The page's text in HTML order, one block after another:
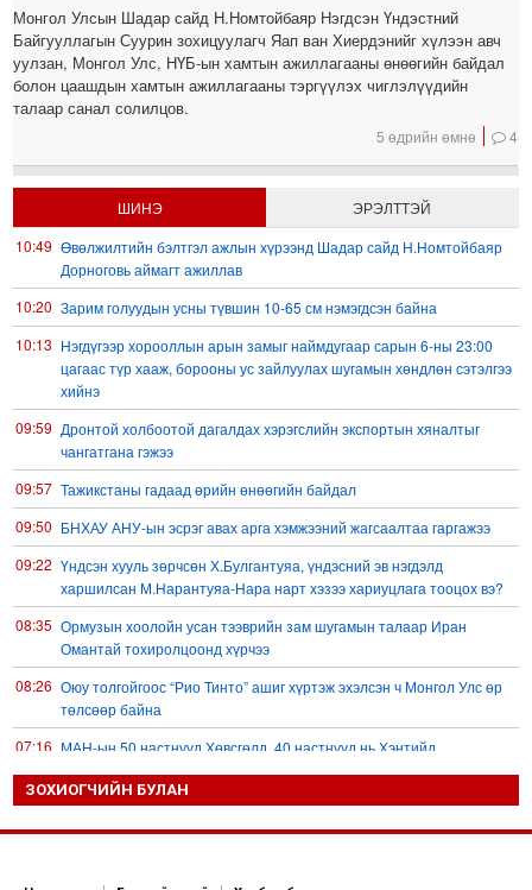
Монгол Улсын Шадар сайд Н.Номтойбаяр Нэгдсэн Үндэстний
Байгууллагын Суурин зохицуулагч Яап ван Хиердэнийг хүлээн авч
уулзан, Монгол Улс, НҮБ-ын хамтын ажиллагааны өнөөгийн байдал
болон цаашдын хамтын ажиллагааны тэргүүлэх чиглэлүүдийн
талаар санал солилцов.
5 өдрийн өмнө 4
ШИНЭ
ЭРЭЛТТЭЙ
10:49 Өвөлжилтийн бэлтгэл ажлын хүрээнд Шадар сайд Н.Номтойбаяр
Дорноговь аймагт ажиллав
10:20 Зарим голуудын усны түвшин 10-65 см нэмэгдсэн байна
10:13 Нэгдүгээр хорооллын арын замыг наймдугаар сарын 6-ны 23:00
цагаас түр хааж, борооны ус зайлуулах шугамын хөндлөн сэтэлгээ
хийнэ
09:59 Дронтой холбоотой дагалдах хэрэгслийн экспортын хяналтыг
чангатгана гэжээ
09:57 Тажикстаны гадаад өрийн өнөөгийн байдал
09:50 БНХАУ АНУ-ын эсрэг авах арга хэмжээний жагсаалтаа гаргажээ
09:22 Үндсэн хууль зөрчсөн Х.Булгантуяа, үндэсний эв нэгдэлд
харшилсан М.Нарантуяа-Нара нарт хэзээ хариуцлага тооцох вэ?
08:35 Ормузын хоолойн усан тээврийн зам шугамын талаар Иран
Омантай тохиролцоонд хүрчээ
08:26 Оюу толгойгоос “Рио Тинто” ашиг хүртэж эхэлсэн ч Монгол Улс өр
төлсөөр байна
07:16 МАН-ын 50 настнууд Хөвсгөлд, 40 настнууд нь Хэнтийд
07:06 А.Ариунзаяа: Хүний нэр төрийг нас барсных нь дараа ч хуулиар
хамгаалах ёстой
ЗОХИОГЧИЙН БУЛАН